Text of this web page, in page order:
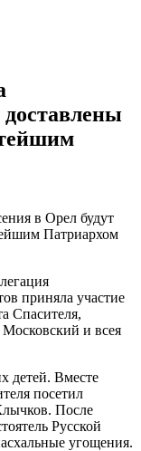
приняла участие
Спасителя,
и всея
детей. Вместе
посетил
После
Русской
угощения.